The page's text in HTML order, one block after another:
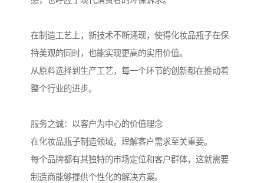
在制造工艺上，新技术不断涌现，使得化妆品瓶子在保
持美观的同时，也能实现更高的实用价值。
从原料选择到生产工艺，每一个环节的创新都在推动着
整个行业的进步。
服务之诚：以客户为中心的价值理念
在化妆品瓶子制造领域，理解客户需求至关重要。
每个品牌都有其独特的市场定位和客户群体，这就需要
制造商能够提供个性化的解决方案。